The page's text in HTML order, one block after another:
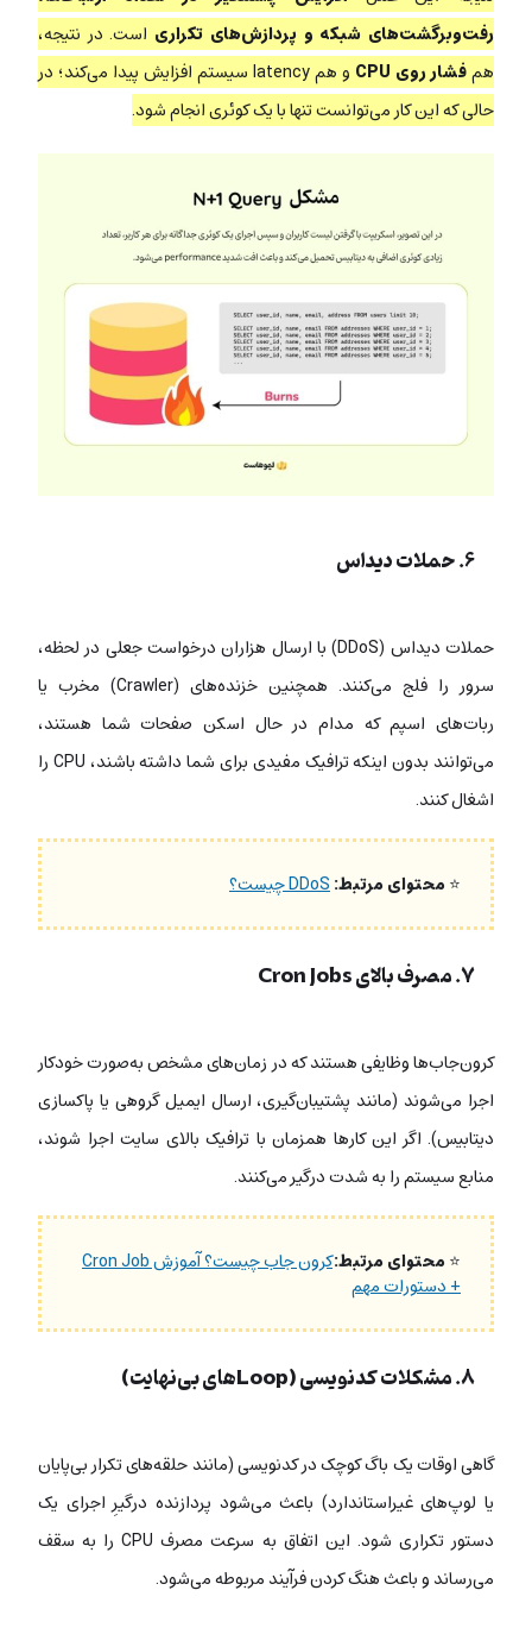
رفت‌و‌برگشت‌های شبکه و پردازش‌های تکراری است. در نتیجه،
همفشار روی CPU
و هم latency سیستم افزایش پیدا می‌کند؛ در
حالی که این کار می‌توانست تنها با یک کوئری انجام شود.
۶. حملات دیداس
حملات دیداس (DDoS) با ارسال هزاران درخواست جعلی در لحظه،
سرور را فلج می‌کنند. همچنین خزنده‌های (Crawler) مخرب یا
ربات‌های اسپم که مدام در حال اسکن صفحات شما هستند،
می‌توانند بدون اینکه ترافیک مفیدی برای شما داشته باشند، CPU را
اشغال کنند.
⭐محتوای مرتبط:DDoS چیست؟
۷. مصرف بالای Cron Jobs
کرون‌جاب‌ها وظایفی هستند که در زمان‌های مشخص به‌صورت خودکار
اجرا می‌شوند (مانند پشتیبان‌گیری، ارسال ایمیل گروهی یا پاکسازی
دیتابیس). اگر این کارها همزمان با ترافیک بالای سایت اجرا شوند،
منابع سیستم را به شدت درگیر می‌کنند.
⭐محتوای مرتبط: کرون جاب چیست؟ آموزش Cron Job
+ دستورات مهم
۸. مشکلات کدنویسی (Loopهای بی‌نهایت)
گاهی اوقات یک باگ کوچک در کدنویسی (مانند حلقه‌های تکرار بی‌پایان
یا لوپ‌های غیراستاندارد) باعث می‌شود پردازنده درگیرِ اجرای یک
دستور تکراری شود. این اتفاق به سرعت مصرف CPU را به سقف
می‌رساند و باعث هنگ کردن فرآیند مربوطه می‌شود.